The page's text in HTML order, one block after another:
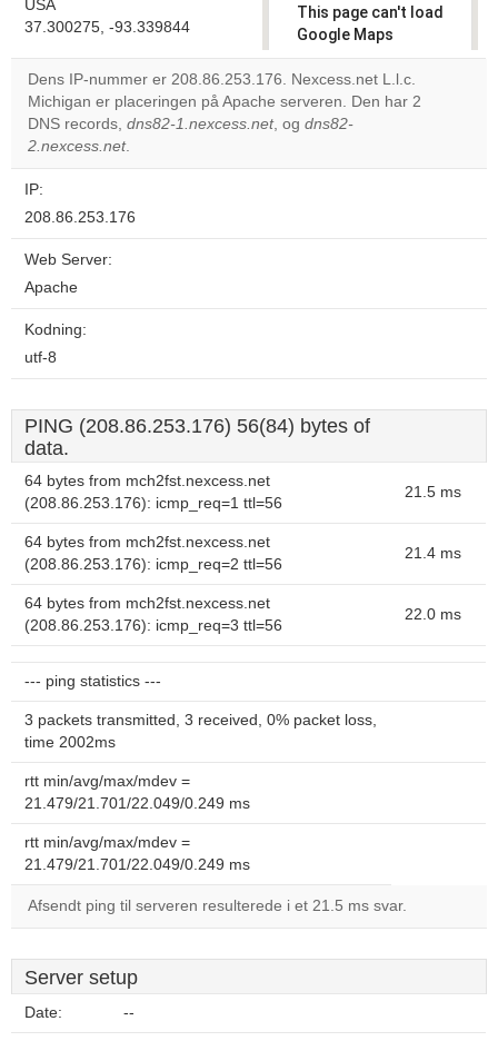
USA
37.300275, -93.339844
This page can't load
Google Maps
correctly.
Do you
own this
Dens IP-nummer er 208.86.253.176. Nexcess.net L.l.c.
Michigan er placeringen på Apache serveren. Den har 2
DNS records, dns82-1.nexcess.net, og dns82-
2.nexcess.net.
IP:
208.86.253.176
Web Server:
Apache
Kodning:
utf-8
PING (208.86.253.176) 56(84) bytes of
data.
64 bytes from mch2fst.nexcess.net
(208.86.253.176): icmp_req=1 ttl=56
21.5 ms
64 bytes from mch2fst.nexcess.net
(208.86.253.176): icmp_req=2 ttl=56
21.4 ms
64 bytes from mch2fst.nexcess.net
(208.86.253.176): icmp_req=3 ttl=56
22.0 ms
--- ping statistics ---
3 packets transmitted, 3 received, 0% packet loss,
time 2002ms
rtt min/avg/max/mdev =
21.479/21.701/22.049/0.249 ms
rtt min/avg/max/mdev =
21.479/21.701/22.049/0.249 ms
Afsendt ping til serveren resulterede i et 21.5 ms svar.
Server setup
Date: --